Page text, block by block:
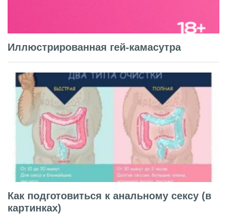
Иллюстрированная гей-камасутра
Как подготовиться к анальному сексу (в
картинках)